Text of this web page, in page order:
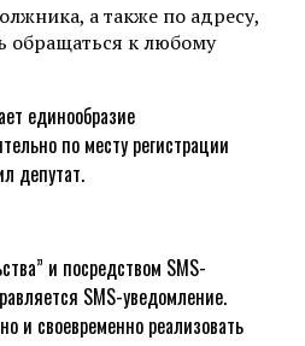
а также по адресу,
обращаться к любому
единообразие
по месту регистрации
депутат.
и посредством SMS-
SMS-уведомление.
и своевременно реализовать